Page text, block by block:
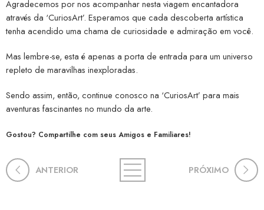
Agradecemos por nos acompanhar nesta viagem encantadora
através da ‘CuriosArt’. Esperamos que cada descoberta artística
tenha acendido uma chama de curiosidade e admiração em você.
Mas lembre-se, esta é apenas a porta de entrada para um universo
repleto de maravilhas inexploradas.
Sendo assim, então, continue conosco na ‘CuriosArt’ para mais
aventuras fascinantes no mundo da arte.
Gostou? Compartilhe com seus Amigos e Familiares!
ANTERIOR PRÓXIMO